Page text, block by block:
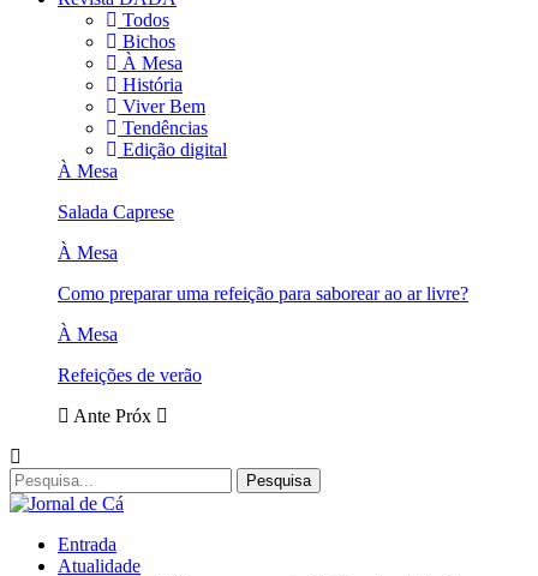
Todos
Bichos
À Mesa
História
Viver Bem
Tendências
Edição digital
À Mesa
Salada Caprese
À Mesa
Como preparar uma refeição para saborear ao ar livre?
À Mesa
Refeições de verão
Ante Próx
Entrada
Atualidade